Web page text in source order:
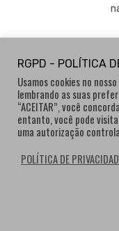
RGPD - POLÍTICA
Usamos cookies no
lembrando as suas
“ACEITAR”, você
entanto, você pode
uma autorização
POLÍTICA DE